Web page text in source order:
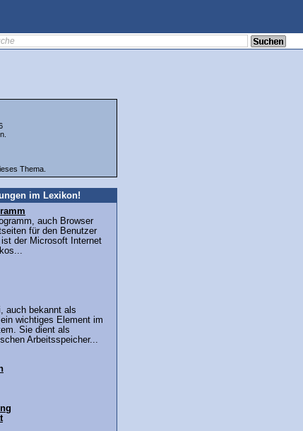
Thema.
im Lexikon!
auch Browser
für den Benutzer
der Microsoft Internet
auch bekannt als
wichtiges Element im
Sie dient als
Arbeitsspeicher...